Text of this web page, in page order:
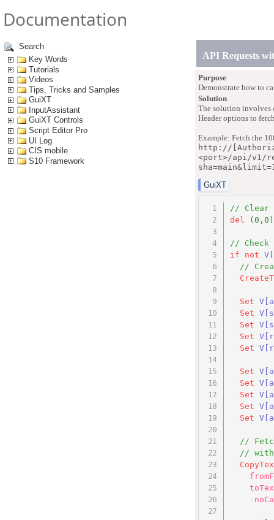
Documentation
Search
Key Words
Tutorials
Videos
Tips, Tricks and Samples
GuiXT
InputAssistant
GuiXT Controls
Script Editor Pro
UI Log
CIS mobile
S10 Framework
API Requests
Purpose
Demonstrate how to
Solution
The solution involves
Header options to
Example: Fetch the
http://
<port>/api/v1/
GuiXT
// Clear
del
(0,0)
// Check
if
not V
//
Set V
Set V
Set V
Set V
Set V
Set V
Set V
Set V
Set V
Set V
//
// with
-